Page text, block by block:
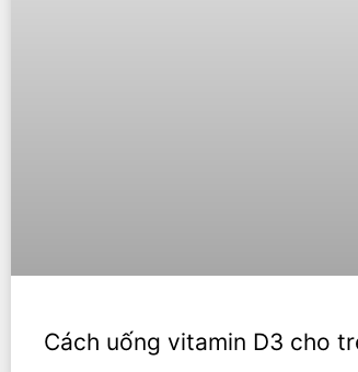
Cách uống vitamin D3 cho